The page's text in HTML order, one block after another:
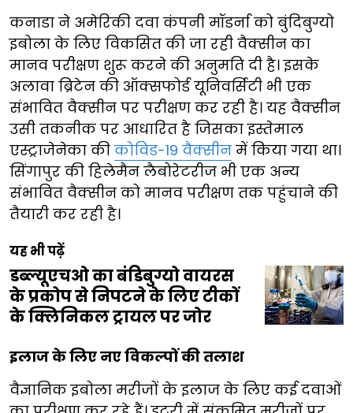
कनाडा ने अमेरिकी दवा कंपनी मॉडर्ना को बुंदिबुग्यो
इबोला के लिए विकसित की जा रही वैक्सीन का
मानव परीक्षण शुरू करने की अनुमति दी है। इसके
अलावा ब्रिटेन की ऑक्सफोर्ड यूनिवर्सिटी भी एक
संभावित वैक्सीन पर परीक्षण कर रही है। यह वैक्सीन
उसी तकनीक पर आधारित है जिसका इस्तेमाल
एस्ट्राजेनेका की कोविड-19 वैक्सीन में किया गया था।
सिंगापुर की हिलेमैन लैबोरेटरीज भी एक अन्य
संभावित वैक्सीन को मानव परीक्षण तक पहुंचाने की
तैयारी कर रही है।
यह भी पढ़ें
डब्ल्यूएचओ का बंडिबुग्यो वायरस
के प्रकोप से निपटने के लिए टीकों
के क्लिनिकल ट्रायल पर जोर
इलाज के लिए नए विकल्पों की तलाश
वैज्ञानिक इबोला मरीजों के इलाज के लिए कई दवाओं